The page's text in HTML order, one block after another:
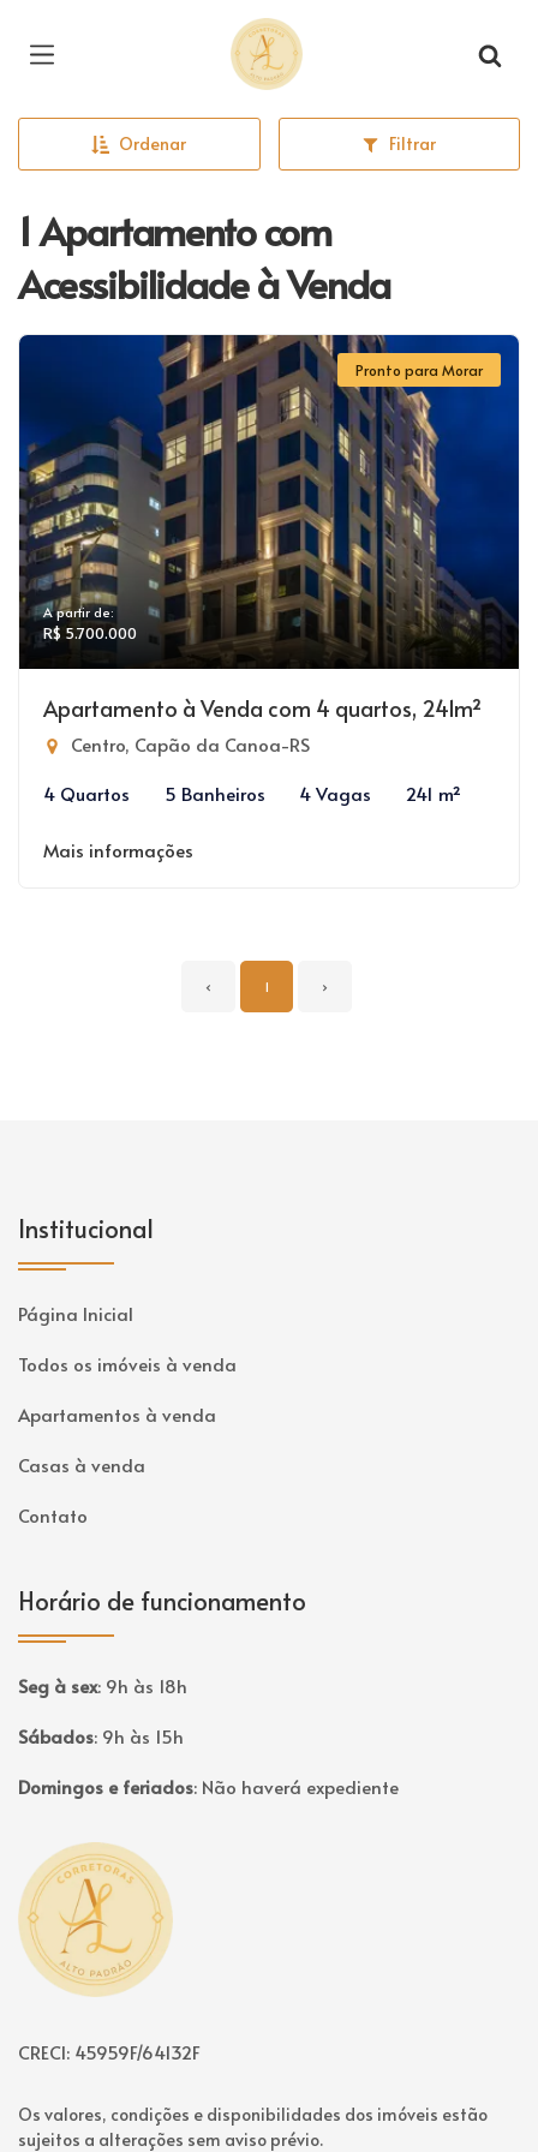
Página inicial
Ordenar Filtrar
1 Apartamento com
Acessibilidade à Venda
Pronto para Morar
A partir de:
R$ 5.700.000
Apartamento à Venda com 4 quartos, 241m²
Centro, Capão da Canoa-RS
4 Quartos
5 Banheiros 4 Vagas 241 m²
Mais informações
‹ 1 ›
Institucional
Página Inicial
Todos os imóveis à venda
Apartamentos à venda
Casas à venda
Contato
Horário de funcionamento
Seg à sex: 9h às 18h
Sábados: 9h às 15h
Domingos e feriados: Não haverá expediente
Página inicial
CRECI: 45959F/64132F
Os valores, condições e disponibilidades dos imóveis estão
sujeitos a alterações sem aviso prévio.